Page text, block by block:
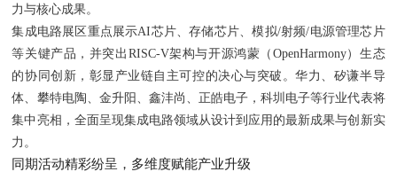
力与核心成果。
集成电路展区重点展示AI芯片、存储芯片、模拟/射频/电源管理芯片
等关键产品，并突出RISC-V架构与开源鸿蒙（OpenHarmony）生态
的协同创新，彰显产业链自主可控的决心与突破。华力、矽谦半导
体、攀特电陶、金升阳、鑫沣尚、正皓电子，科圳电子等行业代表将
集中亮相，全面呈现集成电路领域从设计到应用的最新成果与创新实
力。
同期活动精彩纷呈，多维度赋能产业升级